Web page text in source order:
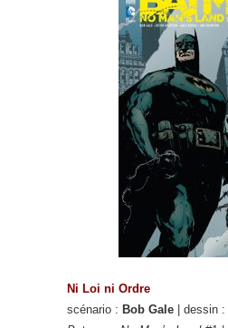
Ni Loi ni Ordre
scénario : Bob Gale | dessin :